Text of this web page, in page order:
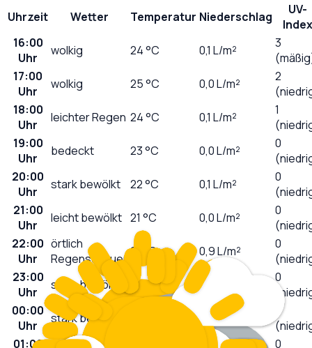
Uhrzeit
Wetter Temperatur Niederschlag
UV-
Index
16:00
Uhr
wolkig 24°C 0,1 L/m²
3
17:00
Uhr
wolkig 25°C 0,0L/m²
2
18:00
Uhr
leichter Regen 24°C 0,1 L/m²
1
19:00
Uhr
bedeckt 23°C 0,0L/m²
0
20:00
Uhr
stark bewölkt 22°C 0,1 L/m²
0
21:00
Uhr
leicht bewölkt 21 °C 0,0L/m²
0
22:00
Uhr
örtlich
Regenschauer 21 °C 0,9L/m²
0
23:00
Uhr
stark bewölkt 21°C 0,1
0
00:00
Uhr
stark bewölkt 0,0L/m²
0
01:00
0